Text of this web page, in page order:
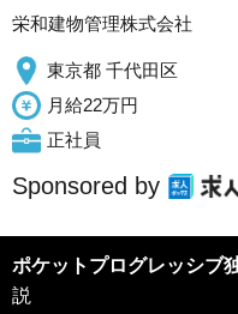
栄和建物管理株式会社
東京都 千代田区
月給22万円
正社員
Sponsored by
ポケットプログレッシブ
説